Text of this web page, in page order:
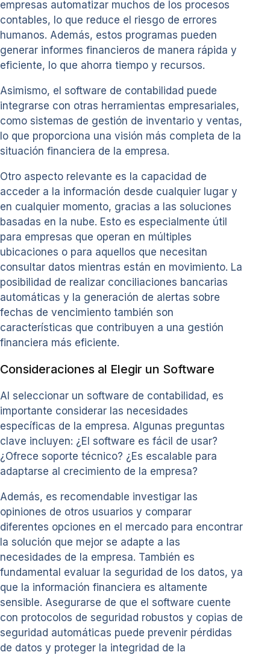
empresas automatizar muchos de los procesos
contables, lo que reduce el riesgo de errores
humanos. Además, estos programas pueden
generar informes financieros de manera rápida y
eficiente, lo que ahorra tiempo y recursos.
Asimismo, el software de contabilidad puede
integrarse con otras herramientas empresariales,
como sistemas de gestión de inventario y ventas,
lo que proporciona una visión más completa de la
situación financiera de la empresa.
Otro aspecto relevante es la capacidad de
acceder a la información desde cualquier lugar y
en cualquier momento, gracias a las soluciones
basadas en la nube. Esto es especialmente útil
para empresas que operan en múltiples
ubicaciones o para aquellos que necesitan
consultar datos mientras están en movimiento. La
posibilidad de realizar conciliaciones bancarias
automáticas y la generación de alertas sobre
fechas de vencimiento también son
características que contribuyen a una gestión
financiera más eficiente.
Consideraciones al Elegir un Software
Al seleccionar un software de contabilidad, es
importante considerar las necesidades
específicas de la empresa. Algunas preguntas
clave incluyen: ¿El software es fácil de usar?
¿Ofrece soporte técnico? ¿Es escalable para
adaptarse al crecimiento de la empresa?
Además, es recomendable investigar las
opiniones de otros usuarios y comparar
diferentes opciones en el mercado para encontrar
la solución que mejor se adapte a las
necesidades de la empresa. También es
fundamental evaluar la seguridad de los datos, ya
que la información financiera es altamente
sensible. Asegurarse de que el software cuente
con protocolos de seguridad robustos y copias de
seguridad automáticas puede prevenir pérdidas
de datos y proteger la integridad de la